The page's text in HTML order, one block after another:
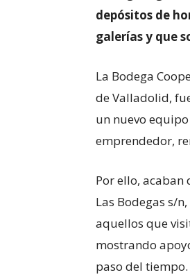
depósitos de
galerías y que
La Bodega
de Valladolid,
un nuevo
emprendedor,
Por ello, acaban
Las Bodegas s/
aquellos que
mostrando
paso del tiempo.